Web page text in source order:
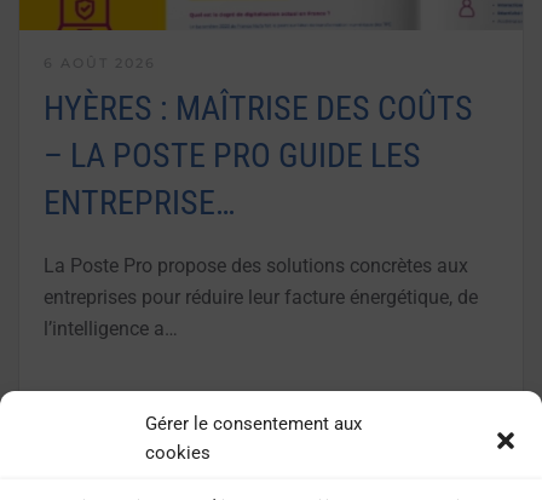
Gérer le consentement aux
cookies
HYÈRES : MAÎTRISE DES COÛTS
– LA POSTE PRO GUIDE LES
ENTREPRISE…
La Poste Pro propose des solutions concrètes aux
entreprises pour réduire leur facture énergétique, de
l’intelligence a…
LIRE LA SUITE